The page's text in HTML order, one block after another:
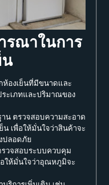
รณาในการ
น
องเย็นที่มีขนาดและ
ะเภทและปริมาณของ
น ตรวจสอบความสะอาด
น เพื่อให้มั่นใจว่าสินค้าจะ
ปลอดภัย
วจสอบระบบควบคุม
ให้มั่นใจว่าอุณหภูมิจะ